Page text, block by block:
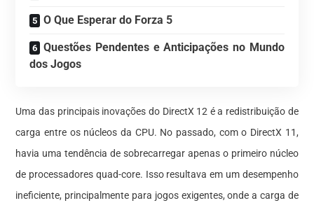
O Que Esperar do Forza 5
Questões Pendentes e Anticipações no Mundo
dos Jogos
Uma das principais inovações do DirectX 12 é a redistribuição de
carga entre os núcleos da CPU. No passado, com o DirectX 11,
havia uma tendência de sobrecarregar apenas o primeiro núcleo
de processadores quad-core. Isso resultava em um desempenho
ineficiente, principalmente para jogos exigentes, onde a carga de